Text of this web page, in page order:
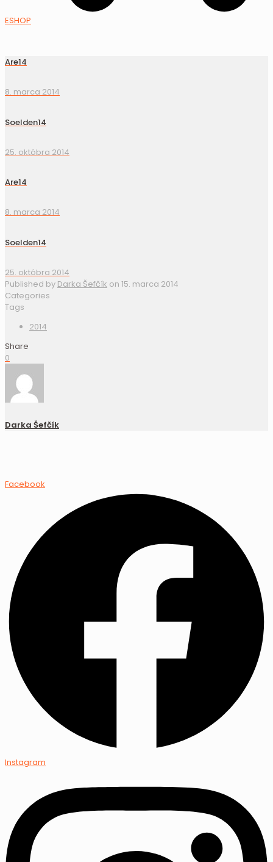
ESHOP
Are14
8. marca 2014
Soelden14
25. októbra 2014
Are14
8. marca 2014
Soelden14
25. októbra 2014
Published by Darka Šefčík on 15. marca 2014
Categories
Tags
2014
Share
0
Darka Šefčík
Facebook
Instagram